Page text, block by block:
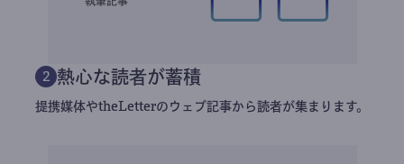
2 熱心な読者が蓄積
提携媒体やtheLetterのウェブ記事から読者が集まります。